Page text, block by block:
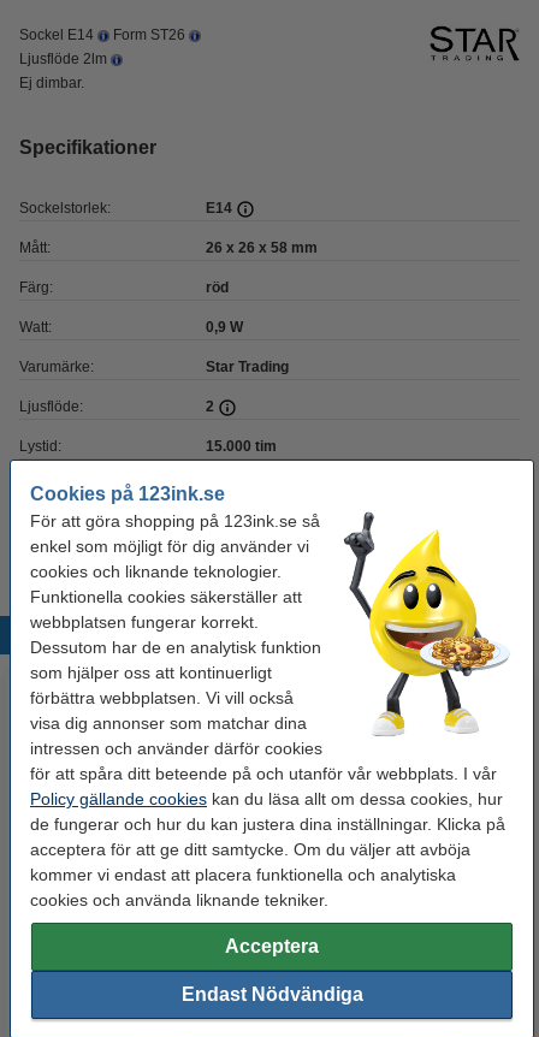
Cookies på 123ink.se
För att göra shopping på 123ink.se så
enkel som möjligt för dig använder vi
cookies och liknande teknologier.
Funktionella cookies säkerställer att
webbplatsen fungerar korrekt.
Dessutom har de en analytisk funktion
som hjälper oss att kontinuerligt
förbättra webbplatsen. Vi vill också
visa dig annonser som matchar dina
intressen och använder därför cookies
för att spåra ditt beteende på och utanför vår webbplats. I vår
Policy gällande cookies kan du läsa allt om dessa cookies, hur
de fungerar och hur du kan justera dina inställningar. Klicka på
acceptera för att ge ditt samtycke. Om du väljer att avböja
kommer vi endast att placera funktionella och analytiska
cookies och använda liknande tekniker.
Acceptera
Endast Nödvändiga
Sockel E14
Form ST26
Ljusflöde 2lm
Ej dimbar.
Specifikationer
Sockelstorlek: E14
Mått: 26 x 26 x 58 mm
Färg: röd
Watt: 0,9 W
Varumärke: Star Trading
Ljusflöde: 2
Lystid: 15.000 tim
Dimbar: nej
Ljusfärg: röd
Canon PG-545XL | CL-546XL
svart + färg bläckpatron 2-pack
LED lampa E14 | ST26 gul |
utomhus | 0.9W [Star Trading]